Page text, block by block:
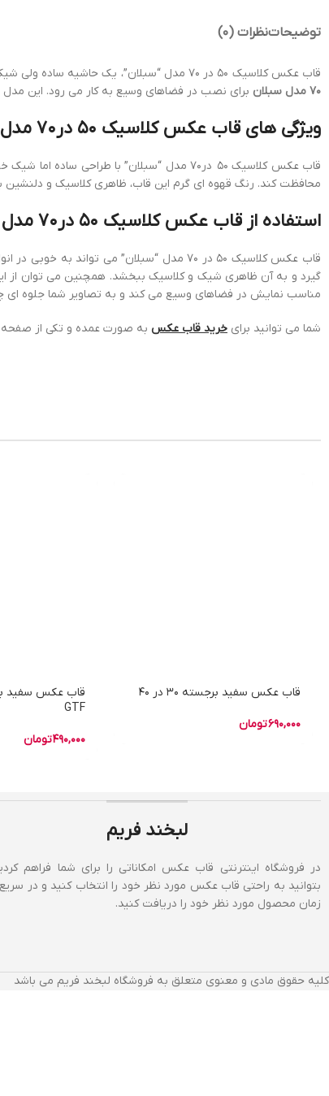
توضیحاتنظرات (0)
قاب عکس کلاسیک 50 در 70 مدل “سبلان”، یک حاشیه ساده ولی شیک برای تصاویر زیبا و باکیفیت شما ایجاد می کند. طراحی کلاسیک این قاب با خطوط ساده و زیبا با انواع سبک دکوراسیون داخلی هماهنگ می شود.
70 مدل سبلان
برای نصب در فضاهای وسیع به کار می رود. این
ویژگی های قاب عکس کلاسیک 50 در70 مدل “سبلان”
قاب عکس کلاسیک 50 در70 مدل “سبلان” با
محافظت کند. رنگ قهوه ای گرم این قاب، ظاهری کلاسیک و دلنشین
استفاده از قاب عکس کلاسیک 50 در70 مدل “سبلان”
قاب عکس کلاسیک 50 در 70 مدل “سبلان” می
گیرد و به آن ظاهری شیک و کلاسیک ببخشد. همچنین می توان از
مناسب نمایش در فضاهای وسیع می کند و به تصاویر شما جلوه
شما می توانید برای خرید قاب عکس به صورت عمده و تکی از صفحه
قاب عکس سفید برجسته 30 در 40
690,000تومان
GTF
490,000تومان
لبخند فریم
در فروشگاه اینترنتی قاب عکس امکاناتی را برای شما فراهم
بتوانید به راحتی قاب عکس مورد نظر خود را انتخاب کنید و در
زمان محصول مورد نظر خود را دریافت کنید.
کلیه حقوق مادی و معنوی متعلق به فروشگاه لبخند فریم می باشد